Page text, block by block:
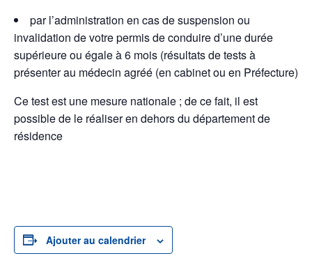
par l’administration en cas de suspension ou
invalidation de votre permis de conduire d’une durée
supérieure ou égale à 6 mois (résultats de tests à
présenter au médecin agréé (en cabinet ou en Préfecture)
Ce test est une mesure nationale ; de ce fait, il est
possible de le réaliser en dehors du département de
résidence
Ajouter au calendrier